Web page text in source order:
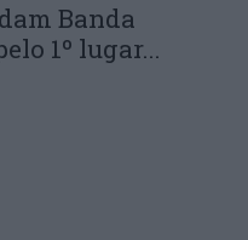
Banda
1º lugar...